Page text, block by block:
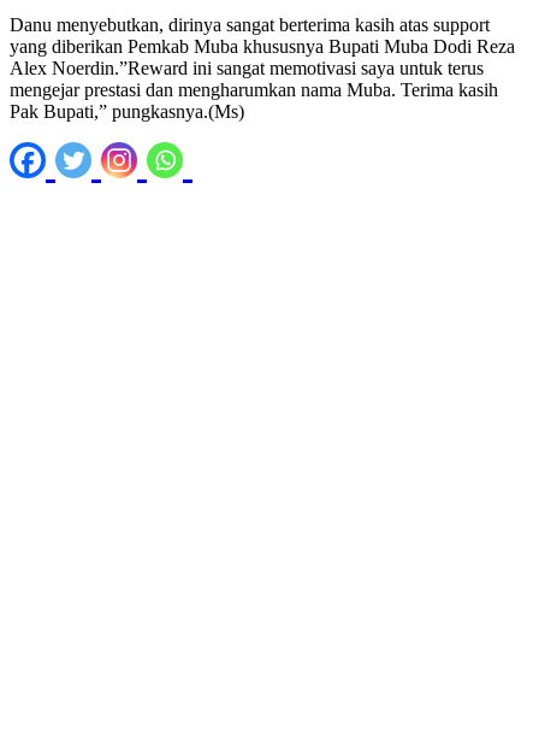
Danu menyebutkan, dirinya sangat berterima kasih atas support
yang diberikan Pemkab Muba khususnya Bupati Muba Dodi Reza
Alex Noerdin.”Reward ini sangat memotivasi saya untuk terus
mengejar prestasi dan mengharumkan nama Muba. Terima kasih
Pak Bupati,” pungkasnya.(Ms)